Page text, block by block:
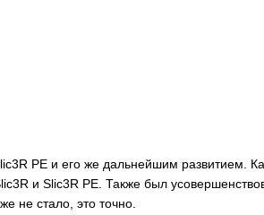
PE и его же дальнейшим развитием.
и Slic3R PE. Также был
не стало, это точно.